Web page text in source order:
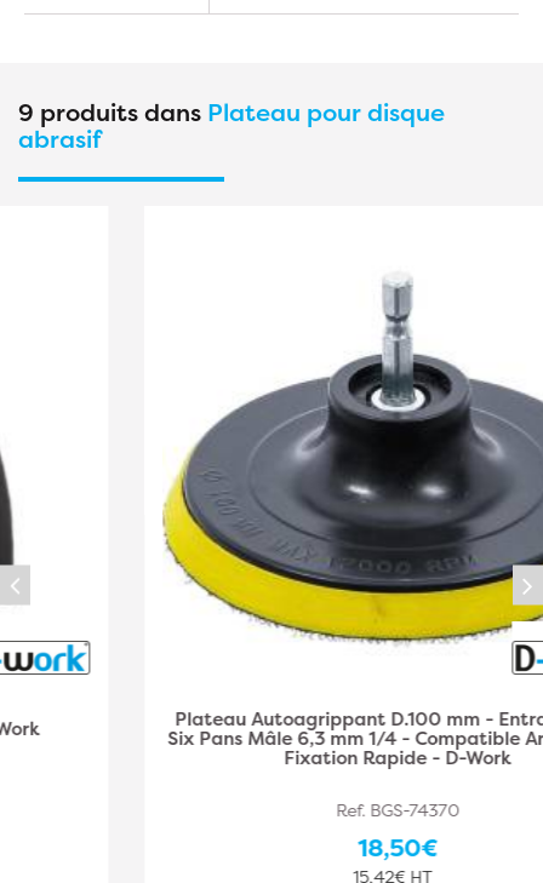
9 produits dans Plateau pour disque
abrasif
Plateau Autoagrippant D.100 mm - Entraînement
Six Pans Mâle 6,3 mm 1/4 - Compatible Art. 74367 -
Fixation Rapide - D-Work